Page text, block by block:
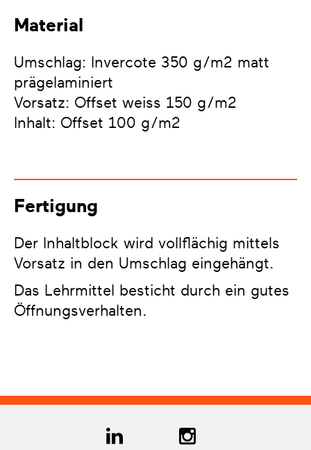
Material
Umschlag: Invercote 350 g/m2 matt
prägelaminiert
Vorsatz: Offset weiss 150 g/m2
Inhalt: Offset 100 g/m2
Fertigung
Der Inhaltblock wird vollflächig mittels
Vorsatz in den Umschlag eingehängt.
Das Lehrmittel besticht durch ein gutes
Öffnungsverhalten.